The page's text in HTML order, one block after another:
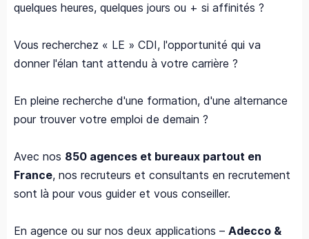
quelques heures, quelques jours ou + si affinités ?
Vous recherchez « LE » CDI, l'opportunité qui va
donner l'élan tant attendu à votre carrière ?
En pleine recherche d'une formation, d'une alternance
pour trouver votre emploi de demain ?
Avec nos 850 agences et bureaux partout en
France, nos recruteurs et consultants en recrutement
sont là pour vous guider et vous conseiller.
En agence ou sur nos deux applications – Adecco &